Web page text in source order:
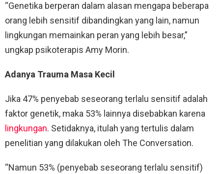
“Genetika berperan dalam alasan mengapa beberapa
orang lebih sensitif dibandingkan yang lain, namun
lingkungan memainkan peran yang lebih besar,”
ungkap psikoterapis Amy Morin.
Adanya Trauma Masa Kecil
Jika 47% penyebab seseorang terlalu sensitif adalah
faktor genetik, maka 53% lainnya disebabkan karena
lingkungan. Setidaknya, itulah yang tertulis dalam
penelitian yang dilakukan oleh The Conversation.
“Namun 53% (penyebab seseorang terlalu sensitif)